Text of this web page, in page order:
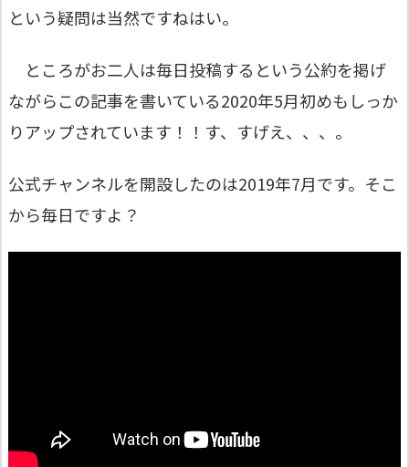
という疑問は当然ですねはい。
ところがお二人は毎日投稿するという公約を掲げ
ながらこの記事を書いている2020年5月初めもしっか
りアップされています！！す、すげえ、、、。
公式チャンネルを開設したのは2019年7月です。そこ
から毎日ですよ？